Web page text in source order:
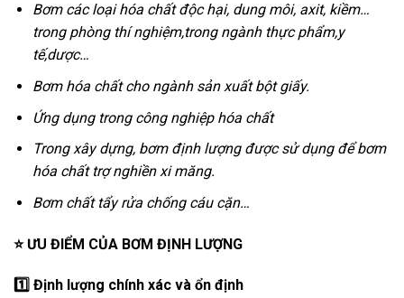
Bơm các loại hóa chất độc hại, dung môi, axit, kiềm…
trong phòng thí nghiệm,trong ngành thực phẩm,y
tế,dược…
Bơm hóa chất cho ngành sản xuất bột giấy.
Ứng dụng trong công nghiệp hóa chất
Trong xây dựng, bơm định lượng được sử dụng để bơm
hóa chất trợ nghiền xi măng.
Bơm chất tẩy rửa chống cáu cặn…
⭐ƯU ĐIỂM CỦA BƠM ĐỊNH LƯỢNG
1️ Định lượng chính xác và ổn định